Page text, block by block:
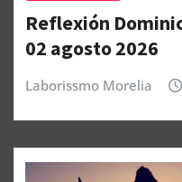
Reflexión
02 agosto 2026
Laborissmo Morelia